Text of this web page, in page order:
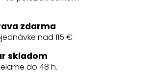
l
á
a
c
zdarma
nad 115 €
skladom
do 48 h.